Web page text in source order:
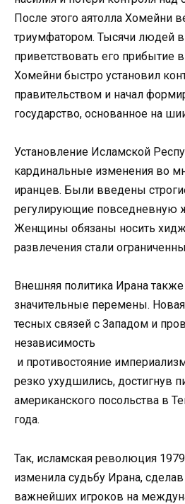
После этого аятолла Хомейни
триумфатором. Тысячи людей
приветствовать его прибытие
Хомейни быстро установил
правительством и начал
государство, основанное на
Установление Исламской
кардинальные изменения во
иранцев. Были введены
регулирующие повседневную
Женщины обязаны носить
развлечения стали
Внешняя политика Ирана
значительные перемены. Новая
тесных связей с Западом и
независимость
и противостояние
резко ухудшились, достигнув
американского посольства в
года.
Так, исламская революция
изменила судьбу Ирана,
важнейших игроков на